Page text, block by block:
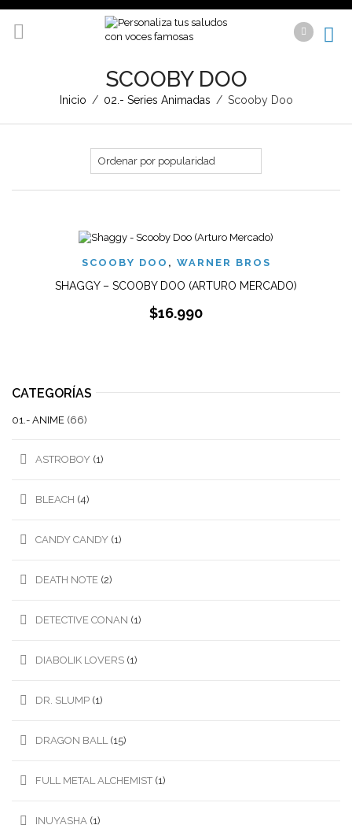
SCOOBY DOO
Inicio / 02.- Series Animadas / Scooby Doo
SCOOBY DOO , WARNER BROS
SHAGGY – SCOOBY DOO (ARTURO MERCADO)
$16.990
CATEGORÍAS
01.- ANIME (66)
ASTROBOY (1)
BLEACH (4)
CANDY CANDY (1)
DEATH NOTE (2)
DETECTIVE CONAN (1)
DIABOLIK LOVERS (1)
DR. SLUMP (1)
DRAGON BALL (15)
FULL METAL ALCHEMIST (1)
INUYASHA (1)